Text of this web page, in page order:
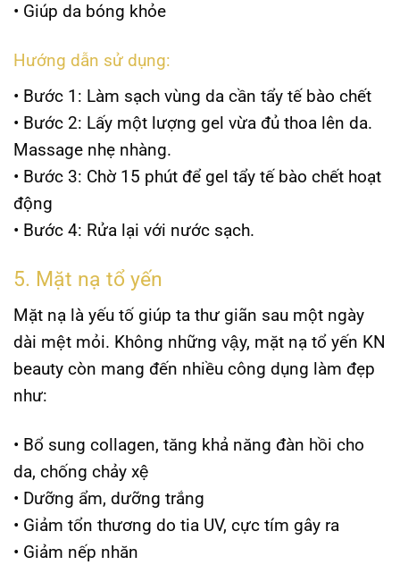
• Giúp da bóng khỏe
Hướng dẫn sử dụng:
• Bước 1: Làm sạch vùng da cần tẩy tế bào chết
• Bước 2: Lấy một lượng gel vừa đủ thoa lên da.
Massage nhẹ nhàng.
• Bước 3: Chờ 15 phút để gel tẩy tế bào chết hoạt
động
• Bước 4: Rửa lại với nước sạch.
5. Mặt nạ tổ yến
Mặt nạ là yếu tố giúp ta thư giãn sau một ngày
dài mệt mỏi. Không những vậy, mặt nạ tổ yến KN
beauty còn mang đến nhiều công dụng làm đẹp
như:
• Bổ sung collagen, tăng khả năng đàn hồi cho
da, chống chảy xệ
• Dưỡng ẩm, dưỡng trắng
• Giảm tổn thương do tia UV, cực tím gây ra
• Giảm nếp nhăn